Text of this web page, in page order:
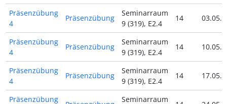
Präsenzübung
4
Präsenzübung
Seminarraum
9 (319), E2.4
14
Präsenzübung
4
Präsenzübung
Seminarraum
9 (319), E2.4
14
Präsenzübung
4
Präsenzübung
Seminarraum
9 (319), E2.4
14
Präsenzübung
Seminarraum